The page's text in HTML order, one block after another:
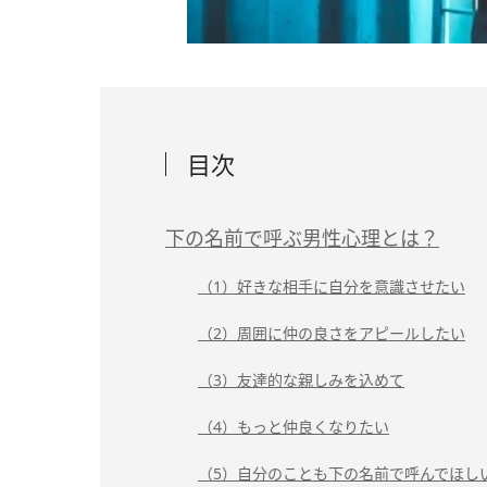
目次
下の名前で呼ぶ男性心理とは？
（1）好きな相手に自分を意識させたい
（2）周囲に仲の良さをアピールしたい
（3）友達的な親しみを込めて
（4）もっと仲良くなりたい
（5）自分のことも下の名前で呼んでほし